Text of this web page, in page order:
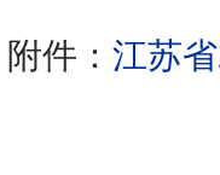
附件：江苏